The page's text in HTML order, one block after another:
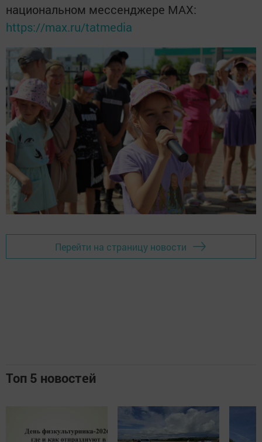
национальном мессенджере MАХ:
https://max.ru/tatmedia
Перейти на страницу новости
Топ 5 новостей